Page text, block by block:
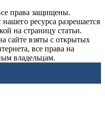
права защищены.
ресурса разрешается
на страницу статьи.
сайте взяты с открытых
все права на
владельцам.